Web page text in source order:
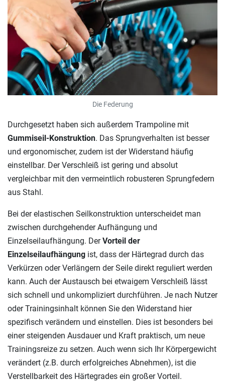
Die Federung
Durchgesetzt haben sich außerdem Trampoline mit
Gummiseil-Konstruktion. Das Sprungverhalten ist besser
und ergonomischer, zudem ist der Widerstand häufig
einstellbar. Der Verschleiß ist gering und absolut
vergleichbar mit den vermeintlich robusteren Sprungfedern
aus Stahl.
Bei der elastischen Seilkonstruktion unterscheidet man
zwischen durchgehender Aufhängung und
Einzelseilaufhängung. DerVorteil der
Einzelseilaufhängung ist, dass der Härtegrad durch das
Verkürzen oder Verlängern der Seile direkt reguliert werden
kann. Auch der Austausch bei etwaigem Verschleiß lässt
sich schnell und unkompliziert durchführen. Je nach Nutzer
oder Trainingsinhalt können Sie den Widerstand hier
spezifisch verändern und einstellen. Dies ist besonders bei
einer steigenden Ausdauer und Kraft praktisch, um neue
Trainingsreize zu setzen. Auch wenn sich Ihr Körpergewicht
verändert (z.B. durch erfolgreiches Abnehmen), ist die
Verstellbarkeit des Härtegrades ein großer Vorteil.